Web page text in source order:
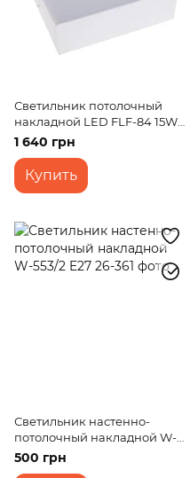
Светильник потолочный
накладной LED FLF-84 15W
NW WH
1 640 грн
Купить
Светильник настенно-
потолочный накладной W-
553/2 E27
500 грн